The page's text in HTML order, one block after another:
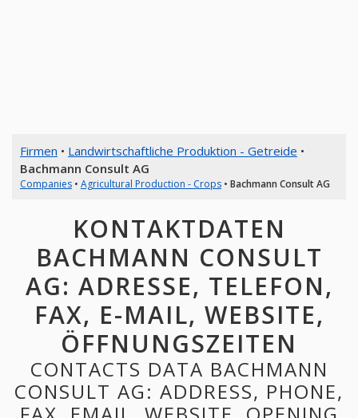
Firmen • Landwirtschaftliche Produktion - Getreide •
Bachmann Consult AG
Companies• Agricultural Production - Crops• Bachmann Consult AG
KONTAKTDATEN
BACHMANN CONSULT
AG: ADRESSE, TELEFON,
FAX, E-MAIL, WEBSITE,
ÖFFNUNGSZEITEN
CONTACTS DATA BACHMANN
CONSULT AG: ADDRESS, PHONE,